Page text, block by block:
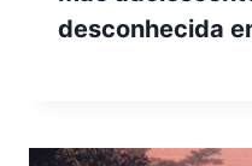
desconhecida